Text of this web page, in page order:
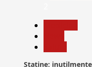
Statine: